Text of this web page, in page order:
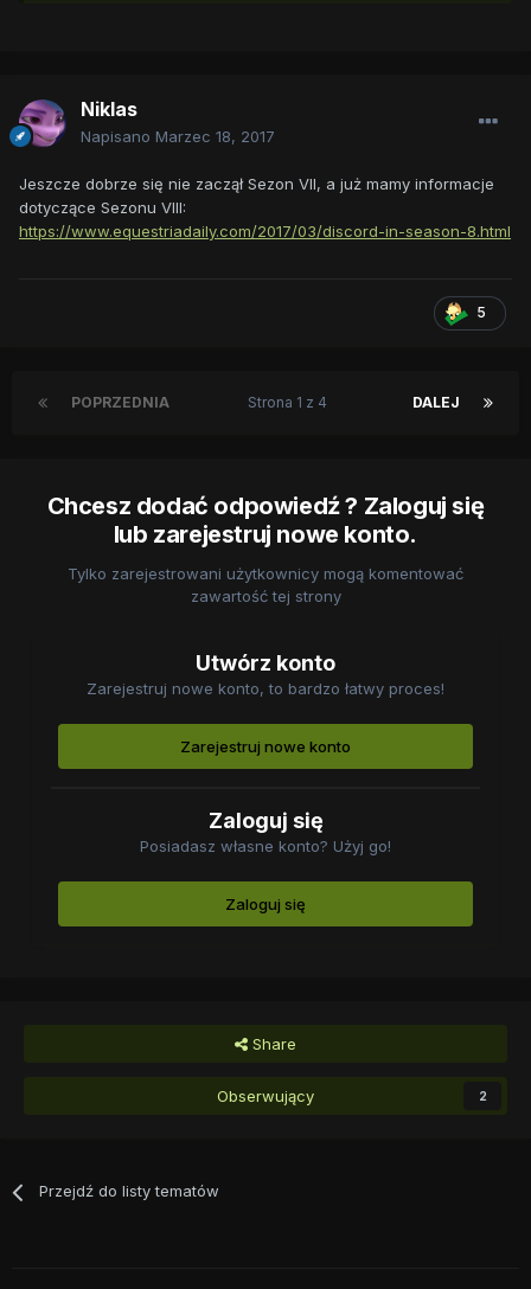
Niklas
Napisano Marzec 18, 2017
Jeszcze dobrze się nie zaczął Sezon VII, a już mamy informacje
dotyczące Sezonu VIII:
https://www.equestriadaily.com/2017/03/discord-in-season-8.html
5
POPRZEDNIA DALEJ
Strona 1 z 4
Chcesz dodać odpowiedź ? Zaloguj się
lub zarejestruj nowe konto.
Tylko zarejestrowani użytkownicy mogą komentować
zawartość tej strony
Utwórz konto
Zarejestruj nowe konto, to bardzo łatwy proces!
Zarejestruj nowe konto
Zaloguj się
Posiadasz własne konto? Użyj go!
Zaloguj się
Share
Obserwujący 2
Przejdź do listy tematów